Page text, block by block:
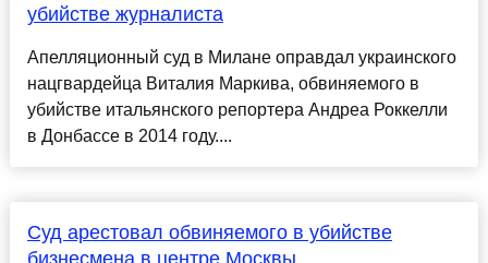
убийстве журналиста
Апелляционный суд в Милане оправдал украинского
нацгвардейца Виталия Маркива, обвиняемого в
убийстве итальянского репортера Андреа Роккелли
в Донбассе в 2014 году....
Суд арестовал обвиняемого в убийстве
бизнесмена в центре Москвы